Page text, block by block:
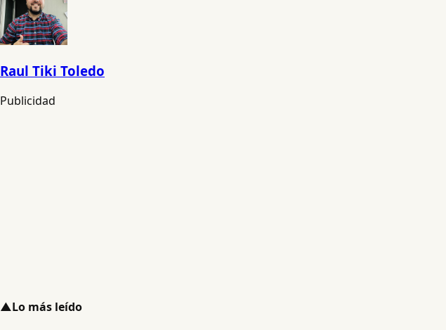
Raul Tiki Toledo
Publicidad
▲Lo más leído